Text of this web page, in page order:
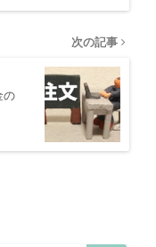
次の記事
の